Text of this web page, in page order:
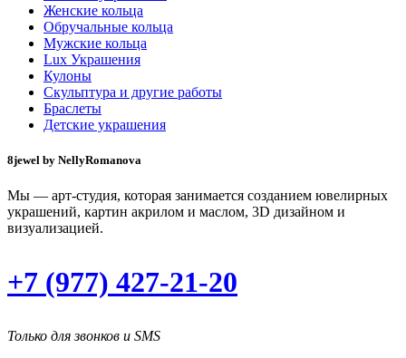
Женские кольца
Обручальные кольца
Мужские кольца
Lux Украшения
Кулоны
Скульптура и другие работы
Браслеты
Детские украшения
8jewel by NellyRomanova
Мы — арт-студия, которая занимается созданием ювелирных
украшений, картин акрилом и маслом, 3D дизайном и
визуализацией.
+7 (977) 427-21-20
Только для звонков и SMS